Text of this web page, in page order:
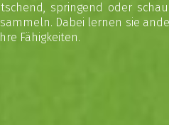
springend oder
Dabei lernen sie
Fähigkeiten.